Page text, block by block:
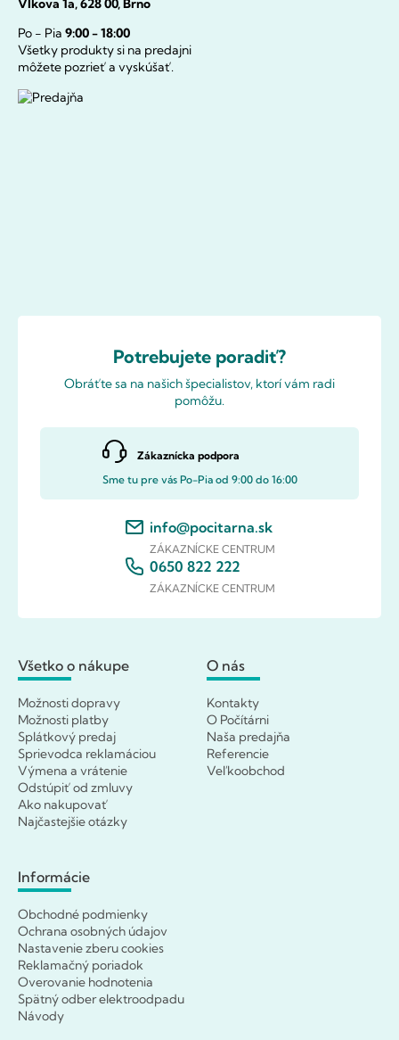
Po - Pia 9:00 - 18:00
Všetky produkty si na predajni
môžete pozrieť a vyskúšať.
Potrebujete poradiť?
Obráťte sa na našich špecialistov, ktorí vám radi
pomôžu.
Zákaznícka podpora
Sme tu pre vás Po-Pia od 9:00 do 16:00
info@pocitarna.sk
ZÁKAZNÍCKE CENTRUM
0650 822 222
ZÁKAZNÍCKE CENTRUM
Všetko o nákupe
Možnosti dopravy
Možnosti platby
Splátkový predaj
Sprievodca reklamáciou
Výmena a vrátenie
Odstúpiť od zmluvy
Ako nakupovať
Najčastejšie otázky
O nás
Kontakty
O Počítárni
Naša predajňa
Referencie
Veľkoobchod
Informácie
Obchodné podmienky
Ochrana osobných údajov
Nastavenie zberu cookies
Reklamačný poriadok
Overovanie hodnotenia
Spätný odber elektroodpadu
Návody